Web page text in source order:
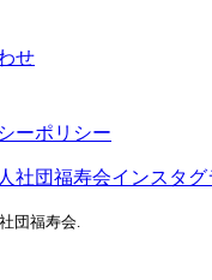
せ
ーポリシー
団福寿会.